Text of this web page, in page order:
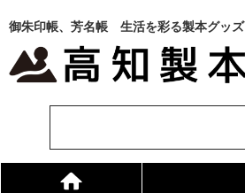
御朱印帳、芳名帳 生活を彩る製本グッズ